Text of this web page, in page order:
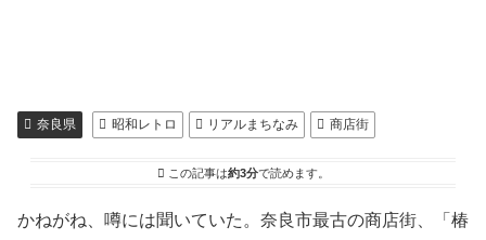
奈良県 昭和レトロ リアルまちなみ 商店街
この記事は約3分で読めます。
かねがね、噂には聞いていた。奈良市最古の商店街、「椿